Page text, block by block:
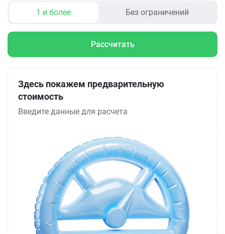
1 и более Без ограничений
Рассчитать
Здесь покажем предварительную
стоимость
Введите данные для расчета